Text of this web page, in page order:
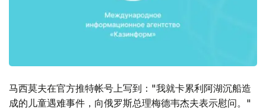
马西莫夫在官方推特帐号上写到："我就卡累利阿湖沉船造
成的儿童遇难事件，向俄罗斯总理梅德韦杰夫表示慰问。"